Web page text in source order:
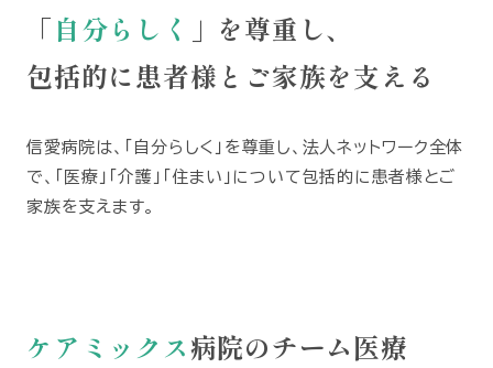
「 自分らしく 」を尊重し、
包括的に患者様とご家族を支える
信愛病院は、「自分らしく」を尊重し、法人ネットワーク全体
で、「医療」「介護」「住まい」について包括的に患者様とご
家族を支えます。
ケアミックス病院のチーム医療